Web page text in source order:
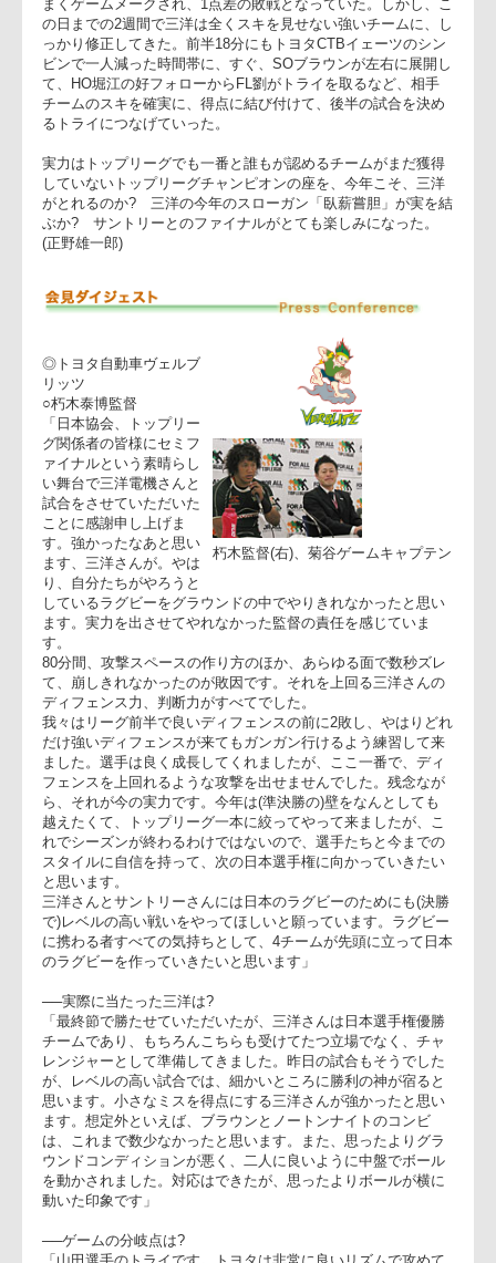
判定はTMOとなったが、LOアイブスがしっかり、ゴールライ
上にボールを押さえてトライ(ゴール成功)。スコアを10-32とし
て試合終了となった。
三洋は2週間前に行われたトップリーグリーグ戦のトヨタとの
終戦では、ベストメンバーではなかったとはいえ、トヨタにう
の日までの2週間で三洋は全くスキを見せない強いチームに、
っかり修正してきた。前半18分にもトヨタCTBイェーツのシン
ビンで一人減った時間帯に、すぐ、SOブラウンが左右に展開
て、HO堀江の好フォローからFL劉がトライを取るなど、相手
チームのスキを確実に、得点に結び付けて、後半の試合を決め
していないトップリーグチャンピオンの座を、今年こそ、三洋
がとれるのか? 三洋の今年のスローガン「臥薪嘗胆」が実を
ぶか? サントリーとのファイナルがとても楽しみになった。
(正野雄一郎)
朽木監督(右)、菊谷ゲームキャプテ
◎トヨタ自動車ヴェルブ
リッツ
○朽木泰博監督
「日本協会、トップリー
グ関係者の皆様にセミフ
ァイナルという素晴らし
い舞台で三洋電機さんと
試合をさせていただいた
ことに感謝申し上げま
す。強かったなあと思い
ます、三洋さんが。やは
り、自分たちがやろうと
しているラグビーをグラウンドの中でやりきれなかったと思い
ます。実力を出させてやれなかった監督の責任を感じていま
す。
80分間、攻撃スペースの作り方のほか、あらゆる面で数秒ズレ
て、崩しきれなかったのが敗因です。それを上回る三洋さんの
ディフェンス力、判断力がすべてでした。
我々はリーグ前半で良いディフェンスの前に2敗し、やはりど
だけ強いディフェンスが来てもガンガン行けるよう練習して来
フェンスを上回れるような攻撃を出せませんでした。残念なが
ら、それが今の実力です。今年は(準決勝の)壁をなんとしても
越えたくて、トップリーグ一本に絞ってやって来ましたが、こ
れでシーズンが終わるわけではないので、選手たちと今までの
スタイルに自信を持って、次の日本選手権に向かっていきたい
と思います。
三洋さんとサントリーさんには日本のラグビーのためにも(決
で)レベルの高い戦いをやってほしいと願っています。ラグビ
に携わる者すべての気持ちとして、4チームが先頭に立って日
のラグビーを作っていきたいと思います」
──実際に当たった三洋は?